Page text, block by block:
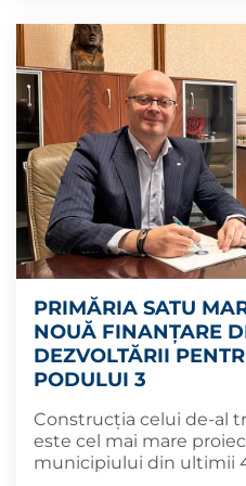
PRIMĂRIA SATU
NOUĂ FINANȚARE
DEZVOLTĂRII
PODULUI 3
Construcția celui de-al
este cel mai mare
municipiului din ultimii